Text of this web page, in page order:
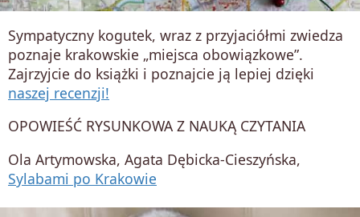
Sympatyczny kogutek, wraz z przyjaciółmi zwiedza
poznaje krakowskie „miejsca obowiązkowe”.
Zajrzyjcie do książki i poznajcie ją lepiej dzięki
naszej recenzji!
OPOWIEŚĆ RYSUNKOWA Z NAUKĄ CZYTANIA
Ola Artymowska, Agata Dębicka-Cieszyńska,
Sylabami po Krakowie